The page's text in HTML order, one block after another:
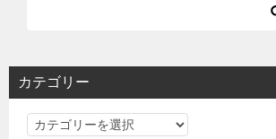
シカテゴリー
カ